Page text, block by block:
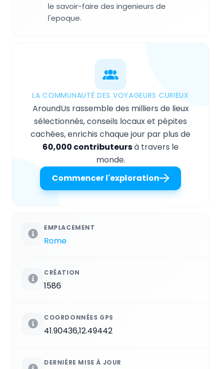
le savoir-faire des ingenieurs de
l'epoque.
LA COMMUNAUTÉ DES VOYAGEURS CURIEUX
AroundUs rassemble des milliers de lieux
sélectionnés, conseils locaux et pépites
cachées, enrichis chaque jour par plus de
60,000 contributeursà travers le
monde.
Commencer l'exploration
EMPLACEMENT
Rome
CRÉATION
1586
COORDONNÉES GPS
41.90436,12.49442
DERNIÈRE MISE À JOUR